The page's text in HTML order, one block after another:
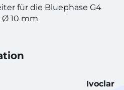
für die Bluephase G4
Ø 10 mm
Ivoclar